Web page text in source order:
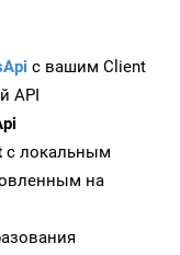
с вашим Client
API
с локальным
на